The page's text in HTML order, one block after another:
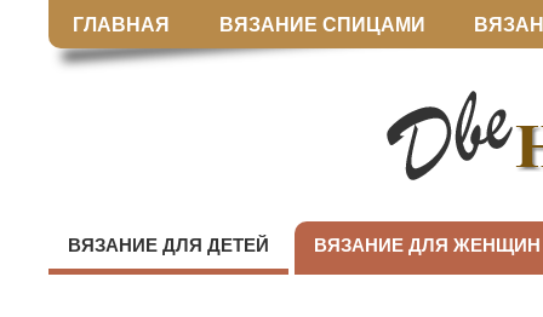
ГЛАВНАЯ ВЯЗАНИЕ СПИЦАМИ
ВЯЗАНИЕ ДЛЯ ДЕТЕЙ ВЯЗАНИЕ ДЛЯ ЖЕНЩИН